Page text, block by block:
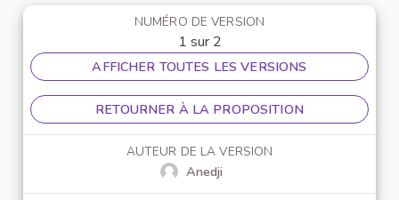
NUMÉRO DE VERSION
1 sur 2
AFFICHER TOUTES LES VERSIONS
RETOURNER À LA PROPOSITION
AUTEUR DE LA VERSION
Anedji